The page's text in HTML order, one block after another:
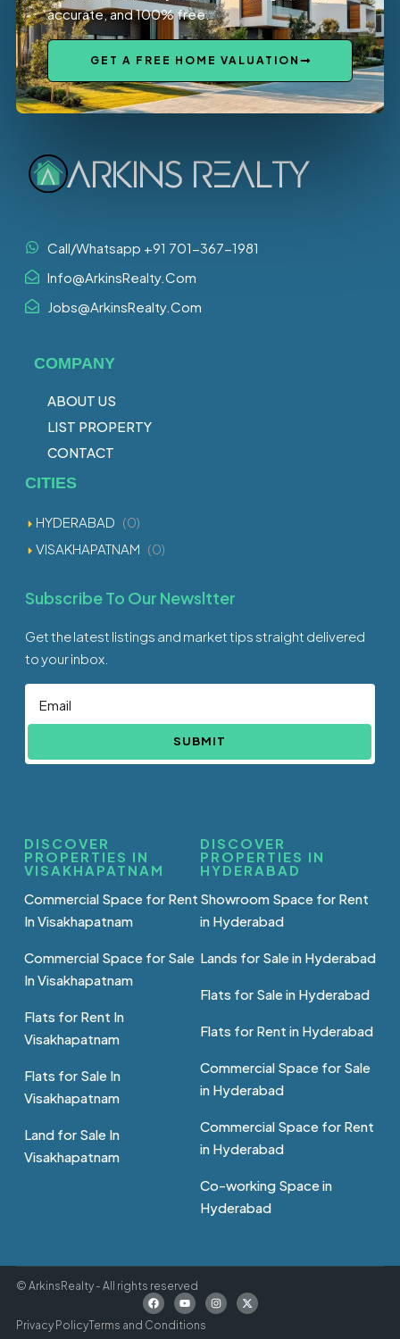
accurate, and 100% free.
GET A FREE HOME VALUATION
Call/Whatsapp +91 701-367-1981
Info@ArkinsRealty.Com
Jobs@ArkinsRealty.Com
COMPANY
ABOUT US
LIST PROPERTY
CONTACT
CITIES
HYDERABAD (0)
VISAKHAPATNAM (0)
Subscribe To Our Newsltter
Get the latest listings and market tips straight delivered
to your inbox.
SUBMIT
DISCOVER
PROPERTIES IN
VISAKHAPATNAM
Commercial Space for Rent
In Visakhapatnam
Commercial Space for Sale
In Visakhapatnam
Flats for Rent In
Visakhapatnam
Flats for Sale In
Visakhapatnam
Land for Sale In
Visakhapatnam
DISCOVER
PROPERTIES IN
HYDERABAD
Showroom Space for Rent
in Hyderabad
Lands for Sale in Hyderabad
Flats for Sale in Hyderabad
Flats for Rent in Hyderabad
Commercial Space for Sale
in Hyderabad
Commercial Space for Rent
in Hyderabad
Co-working Space in
Hyderabad
© ArkinsRealty - All rights reserved
Privacy PolicyTerms and Conditions